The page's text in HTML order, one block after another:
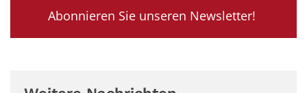
Abonnieren Sie unseren Newsletter!